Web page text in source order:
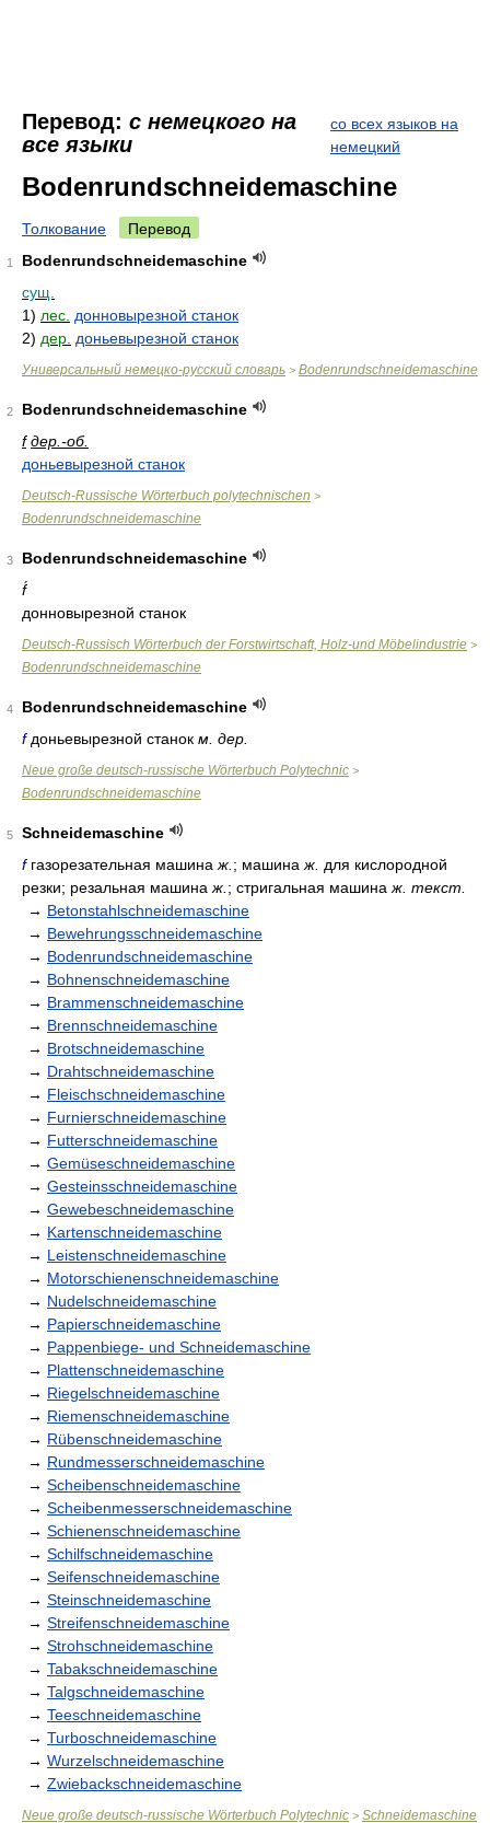
Перевод: с немецкого на
все языки
со всех языков на
немецкий
Bodenrundschneidemaschine
Толкование Перевод
1
Bodenrundschneidemaschine
сущ.
1) лес. донновырезной станок
2) дер. доньевырезной станок
Универсальный немецко-русский словарь > Bodenrundschneidemaschine
2
Bodenrundschneidemaschine
f дер.-об.
доньевырезной станок
Deutsch-Russische Wörterbuch polytechnischen >
Bodenrundschneidemaschine
3
Bodenrundschneidemaschine
f́
донновырезной станок
Deutsch-Russisch Wörterbuch der Forstwirtschaft, Holz-und Möbelindustrie >
Bodenrundschneidemaschine
4
Bodenrundschneidemaschine
fдоньевырезной станок м. дер.
Neue große deutsch-russische Wörterbuch Polytechnic >
Bodenrundschneidemaschine
5
Schneidemaschine
fгазорезательная машина ж. ; машина ж. для кислородной
резки; резальная машина ж. ; стригальная машина ж. текст.
→ Betonstahlschneidemaschine
→ Bewehrungsschneidemaschine
→ Bodenrundschneidemaschine
→ Bohnenschneidemaschine
→ Brammenschneidemaschine
→ Brennschneidemaschine
→ Brotschneidemaschine
→ Drahtschneidemaschine
→ Fleischschneidemaschine
→ Furnierschneidemaschine
→ Futterschneidemaschine
→ Gemüseschneidemaschine
→ Gesteinsschneidemaschine
→ Gewebeschneidemaschine
→ Kartenschneidemaschine
→ Leistenschneidemaschine
→ Motorschienenschneidemaschine
→ Nudelschneidemaschine
→ Papierschneidemaschine
→ Pappenbiege- und Schneidemaschine
→ Plattenschneidemaschine
→ Riegelschneidemaschine
→ Riemenschneidemaschine
→ Rübenschneidemaschine
→ Rundmesserschneidemaschine
→ Scheibenschneidemaschine
→ Scheibenmesserschneidemaschine
→ Schienenschneidemaschine
→ Schilfschneidemaschine
→ Seifenschneidemaschine
→ Steinschneidemaschine
→ Streifenschneidemaschine
→ Strohschneidemaschine
→ Tabakschneidemaschine
→ Talgschneidemaschine
→ Teeschneidemaschine
→ Turboschneidemaschine
→ Wurzelschneidemaschine
→ Zwiebackschneidemaschine
Neue große deutsch-russische Wörterbuch Polytechnic > Schneidemaschine